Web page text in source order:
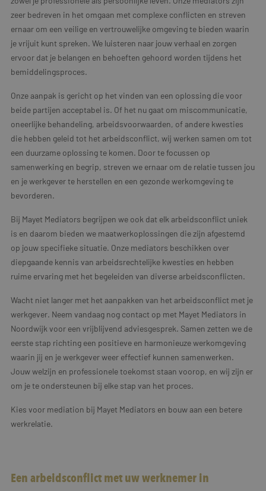
zeer bedreven in het omgaan met complexe conflicten en streven
ernaar om een veilige en vertrouwelijke omgeving te bieden waarin
je vrijuit kunt spreken. We luisteren naar jouw verhaal en zorgen
ervoor dat je belangen en behoeften gehoord worden tijdens het
bemiddelingsproces.
Onze aanpak is gericht op het vinden van een oplossing die voor
beide partijen acceptabel is. Of het nu gaat om miscommunicatie,
oneerlijke behandeling, arbeidsvoorwaarden, of andere kwesties
die hebben geleid tot het arbeidsconflict, wij werken samen om tot
een duurzame oplossing te komen. Door te focussen op
samenwerking en begrip, streven we ernaar om de relatie tussen jou
en je werkgever te herstellen en een gezonde werkomgeving te
bevorderen.
Bij Mayet Mediators begrijpen we ook dat elk arbeidsconflict uniek
is en daarom bieden we maatwerkoplossingen die zijn afgestemd
op jouw specifieke situatie. Onze mediators beschikken over
diepgaande kennis van arbeidsrechtelijke kwesties en hebben
ruime ervaring met het begeleiden van diverse arbeidsconflicten.
Wacht niet langer met het aanpakken van het arbeidsconflict met je
werkgever. Neem vandaag nog contact op met Mayet Mediators in
Noordwijk voor een vrijblijvend adviesgesprek. Samen zetten we de
eerste stap richting een positieve en harmonieuze werkomgeving
waarin jij en je werkgever weer effectief kunnen samenwerken.
Jouw welzijn en professionele toekomst staan voorop, en wij zijn er
om je te ondersteunen bij elke stap van het proces.
Kies voor mediation bij Mayet Mediators en bouw aan een betere
werkrelatie.
Een arbeidsconflict met uw werknemer in